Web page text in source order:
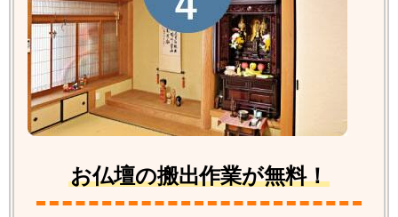
お仏壇の搬出作業が無料！